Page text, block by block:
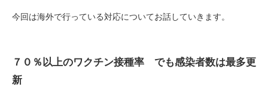
今回は海外で行っている対応についてお話していきます。
７０％以上のワクチン接種率 でも感染者数は最多更
新